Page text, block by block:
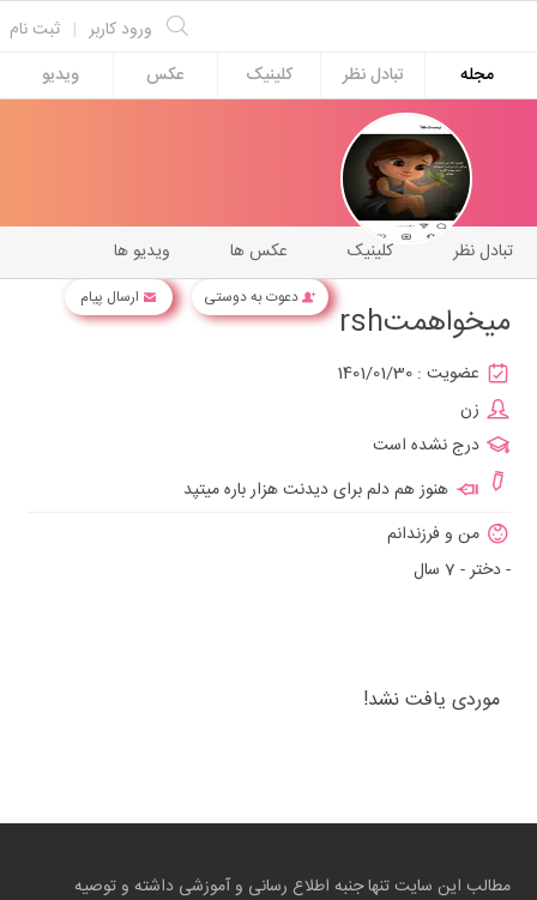
ثبت نام | ورود کاربر
مجله
تبادل نظر کلینیک عکس ویدیو
دعوت به دوستی ارسال پیام
ویدیو ها عکس ها کلینیک تبادل نظر
میخواهمتrsh
عضویت : 1401/01/30
زن
درج نشده است
هنوز هم دلم برای دیدنت هزار باره میتپد
من و فرزندانم
- دختر - 7 سال
موردی یافت نشد!
مطالب این سایت تنها جنبه اطلاع رسانی و آموزشی داشته و توصیه